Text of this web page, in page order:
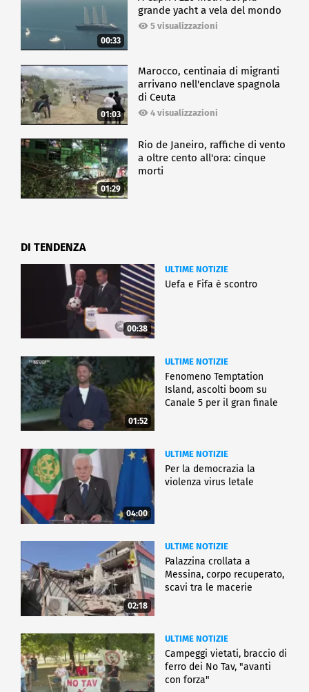
00:33
grande yacht a vela del mondo
5 visualizzazioni
01:03
Marocco, centinaia di migranti
arrivano nell'enclave spagnola
di Ceuta
4 visualizzazioni
01:29
Rio de Janeiro, raffiche di vento
a oltre cento all'ora: cinque
morti
DI TENDENZA
00:38
ULTIME NOTIZIE
Uefa e Fifa è scontro
01:52
ULTIME NOTIZIE
Fenomeno Temptation
Island, ascolti boom su
Canale 5 per il gran finale
04:00
ULTIME NOTIZIE
Per la democrazia la
violenza virus letale
02:18
ULTIME NOTIZIE
Palazzina crollata a
Messina, corpo recuperato,
scavi tra le macerie
ULTIME NOTIZIE
Campeggi vietati, braccio di
ferro dei No Tav, "avanti
con forza"